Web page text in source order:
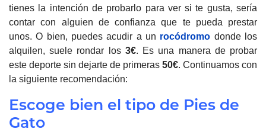
tienes la intención de probarlo para ver si te gusta, sería
contar con alguien de confianza que te pueda prestar
unos. O bien, puedes acudir a un rocódromo donde los
alquilen, suele rondar los 3€. Es una manera de probar
este deporte sin dejarte de primeras 50€. Continuamos con
la siguiente recomendación:
Escoge bien el tipo de Pies de
Gato